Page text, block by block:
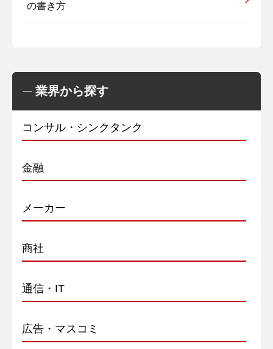
の書き方
業界から探す
コンサル・シンクタンク
金融
メーカー
商社
通信・IT
広告・マスコミ